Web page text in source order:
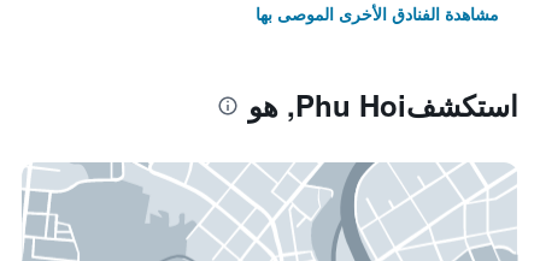
مشاهدة الفنادق الأخرى الموصى بها
استكشفPhu Hoi, هو